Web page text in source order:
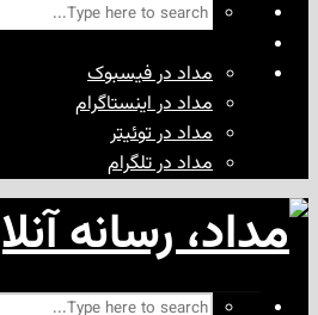
مداد در فیسبوک
مداد در اینستاگرام
مداد در توئیتر
مداد در تلگرام